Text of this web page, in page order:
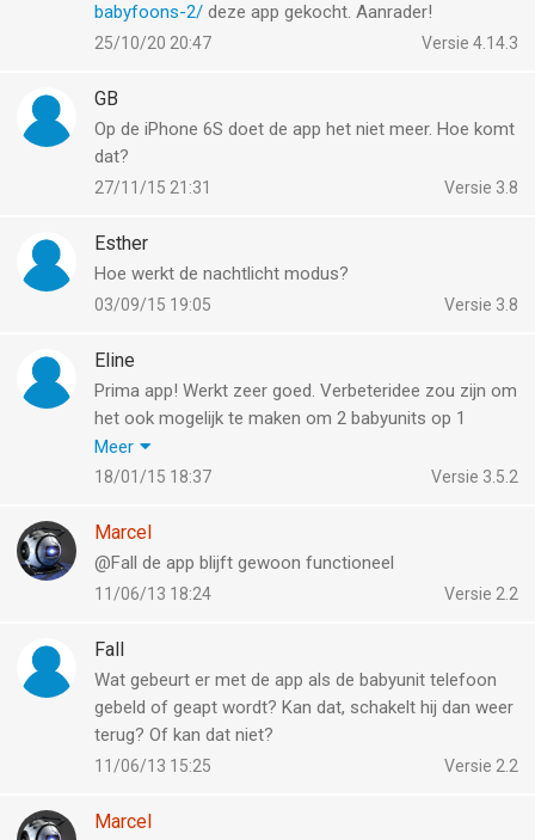
babyfoons-2/ deze app gekocht. Aanrader!
Versie 4.14.3
25/10/20 20:47
GB
Op de iPhone 6S doet de app het niet meer. Hoe komt
dat?
Versie 3.8
27/11/15 21:31
Esther
Hoe werkt de nachtlicht modus?
Versie 3.8
03/09/15 19:05
Eline
Prima app! Werkt zeer goed. Verbeteridee zou zijn om
het ook mogelijk te maken om 2 babyunits op 1
ouderunit aan te sluiten. Dat zou in het geval je 2
kinderen hebt in twee verschillende kamers zeer
Meer
Versie 3.5.2
18/01/15 18:37
Marcel
@Fall de app blijft gewoon functioneel
Versie 2.2
11/06/13 18:24
Fall
Wat gebeurt er met de app als de babyunit telefoon
gebeld of geapt wordt? Kan dat, schakelt hij dan weer
terug? Of kan dat niet?
Versie 2.2
11/06/13 15:25
Marcel